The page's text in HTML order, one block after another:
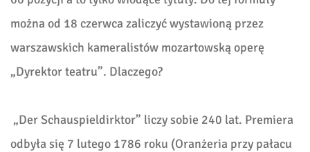
można od 18 czerwca zaliczyć wystawioną przez
warszawskich kameralistów mozartowską operę
„Dyrektor teatru”. Dlaczego?
„Der Schauspieldirktor” liczy sobie 240 lat. Premiera
odbyła się 7 lutego 1786 roku (Oranżeria przy pałacu